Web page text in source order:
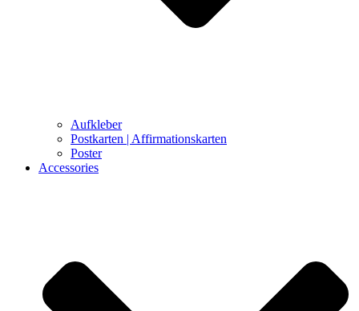
Aufkleber
Postkarten | Affirmationskarten
Poster
Accessories